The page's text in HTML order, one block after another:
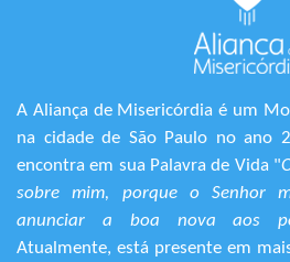
A Aliança de Misericórdia é um
na cidade de São Paulo no ano
encontra em sua Palavra de Vida "
sobre mim, porque o Senhor
anunciar a boa nova aos
Atualmente, está presente em